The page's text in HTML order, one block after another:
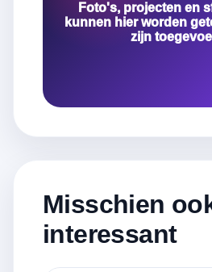
Foto's, projecten en
kunnen hier worden
zijn
Misschien
interessant